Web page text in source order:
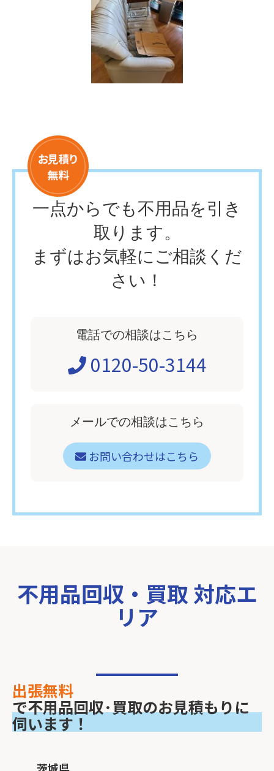
一点からでも不用品を引き
取ります。
まずはお気軽にご相談くだ
さい！
電話での相談はこちら
0120-50-3144
メールでの相談はこちら
お問い合わせはこちら
不用品回収・買取 対応エ
リア
出張無料
で不用品回収･買取のお見積もりに
伺います！